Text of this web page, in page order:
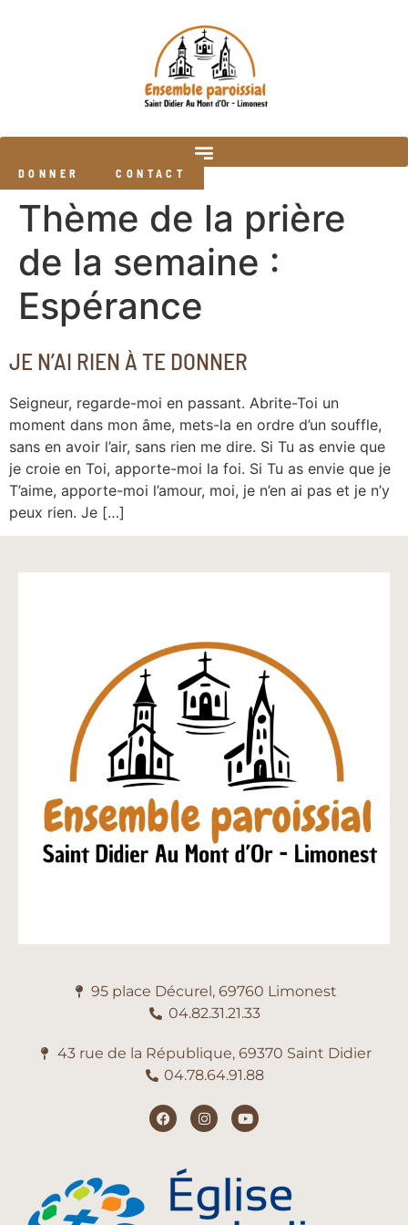
DONNER CONTACT
Thème de la prière
de la semaine :
Espérance
JE N’AI RIEN À TE DONNER
Seigneur, regarde-moi en passant. Abrite-Toi un
moment dans mon âme, mets-la en ordre d’un souffle,
sans en avoir l’air, sans rien me dire. Si Tu as envie que
je croie en Toi, apporte-moi la foi. Si Tu as envie que je
T’aime, apporte-moi l’amour, moi, je n’en ai pas et je n’y
peux rien. Je […]
95 place Décurel, 69760 Limonest
04.82.31.21.33
43 rue de la République, 69370 Saint Didier
04.78.64.91.88